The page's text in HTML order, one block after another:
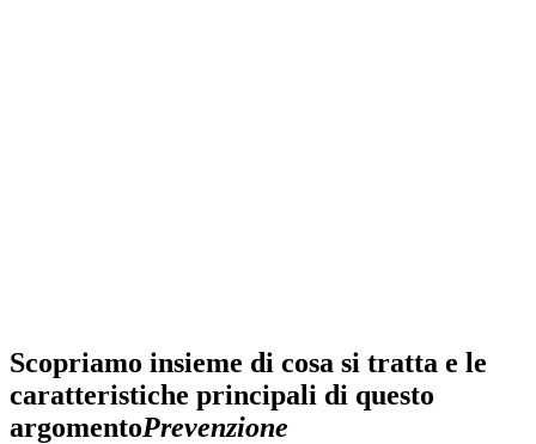
Scopriamo insieme di cosa si tratta e le
caratteristiche principali di questo
argomentoPrevenzione